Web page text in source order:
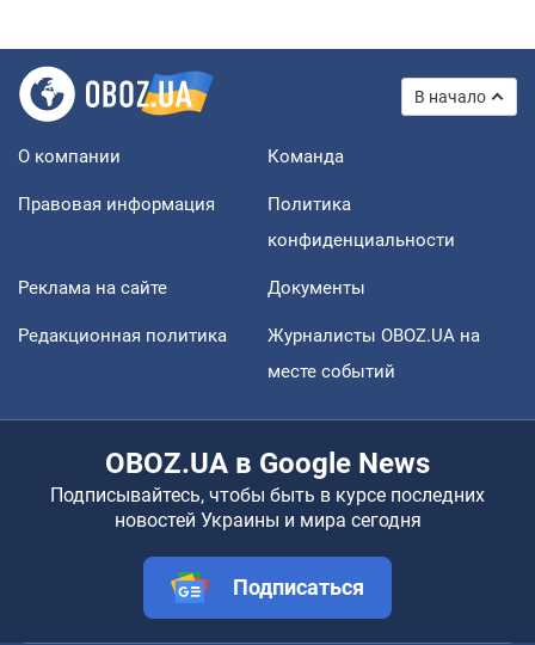
В начало
О компании Команда
Правовая информация
Политика
конфиденциальности
Реклама на сайте Документы
Редакционная политика
Журналисты OBOZ.UA на
месте событий
OBOZ.UA в Google News
Подписывайтесь, чтобы быть в курсе последних
новостей Украины и мира сегодня
Подписаться